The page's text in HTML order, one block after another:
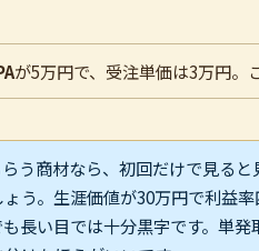
が5万円で、受注単価は3万円。
う商材なら、初回だけで見る
う。生涯価値が30万円で利益
長い目では十分黒字です。単